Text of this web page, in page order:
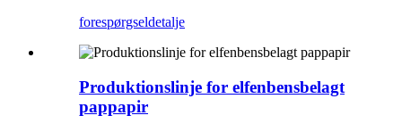
forespørgseldetalje
Produktionslinje for elfenbensbelagt
pappapir